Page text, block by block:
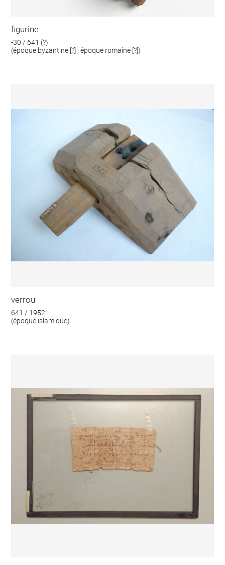
figurine
-30 / 641 (?)
(époque byzantine [?] ; époque romaine [?])
verrou
641 / 1952
(époque islamique)